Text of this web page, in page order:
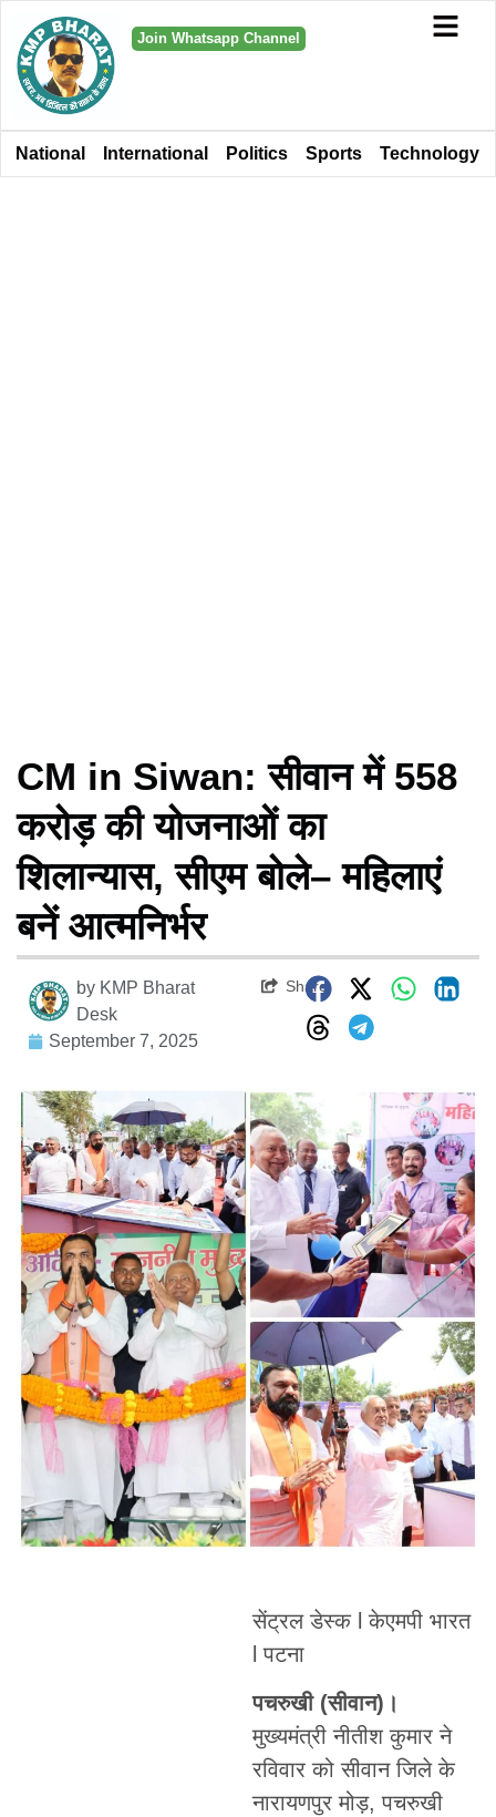
Join Whatsapp Channel
National International Politics Sports Technology
CM in Siwan: सीवान में 558
करोड़ की योजनाओं का
शिलान्यास, सीएम बोले– महिलाएं
बनें आत्मनिर्भर
by KMP Bharat
Desk
September 7, 2025
Share
सेंट्रल डेस्क l केएमपी भारत
l पटना
पचरुखी (सीवान)।
मुख्यमंत्री नीतीश कुमार ने
रविवार को सीवान जिले के
नारायणपुर मोड़, पचरुखी